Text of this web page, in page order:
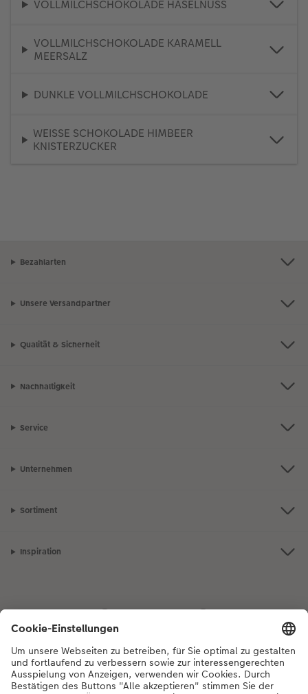
VOLLMILCHSCHOKOLADE HASELNUSS
VOLLMILCHSCHOKOLADE KARAMELL
MEERSALZ
DUNKLE VOLLMILCHSCHOKOLADE
WEISSE SCHOKOLADE HIMBEER
KNISTERZUCKER
Bezahlarten
Unsere Versandpartner
Qualität & Sicherheit
Nachhaltigkeit
Service
Unternehmen
Sortiment
Inspiration
Bei Fragen zu Produkten oder der Bestellung können Sie uns gerne von
Montag bis Samstag von 8:00 – 20:00 Uhr und Sonntag von 10:00 –
20:00 Uhr (gesetzliche Feiertage ausgenommen) unter der